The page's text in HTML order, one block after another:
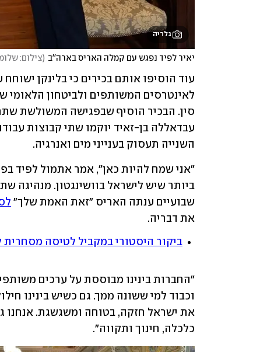
גלריה
יאיר לפיד נפגש עם קמלה האריס בארה''ב (צילום:
השנייה תעסוק בענייני מים ואנרגיה.
שבועיים ענתה האריס "זאת האמת שלך"
את דבריה.
ביקור היסטורי במקביל לטיסה מסחרית
כלכלה, חינוך ותקווה".